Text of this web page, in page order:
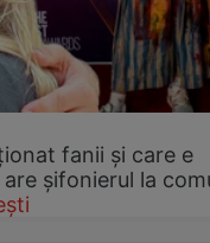
fanii și care e
șifonierul la